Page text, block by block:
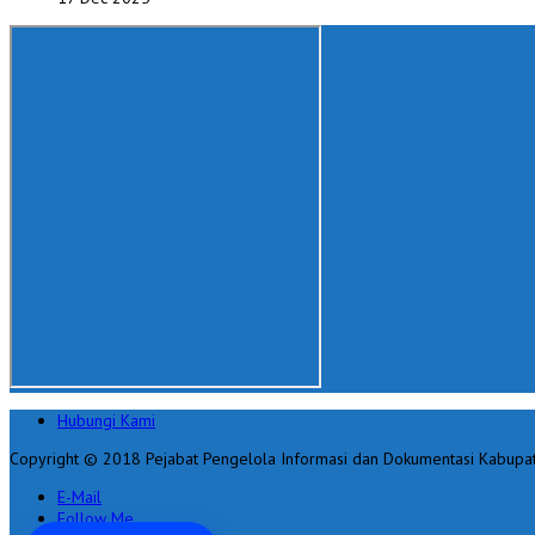
Hubungi Kami
Copyright © 2018 Pejabat Pengelola Informasi dan Dokumentasi
E-Mail
Follow Me